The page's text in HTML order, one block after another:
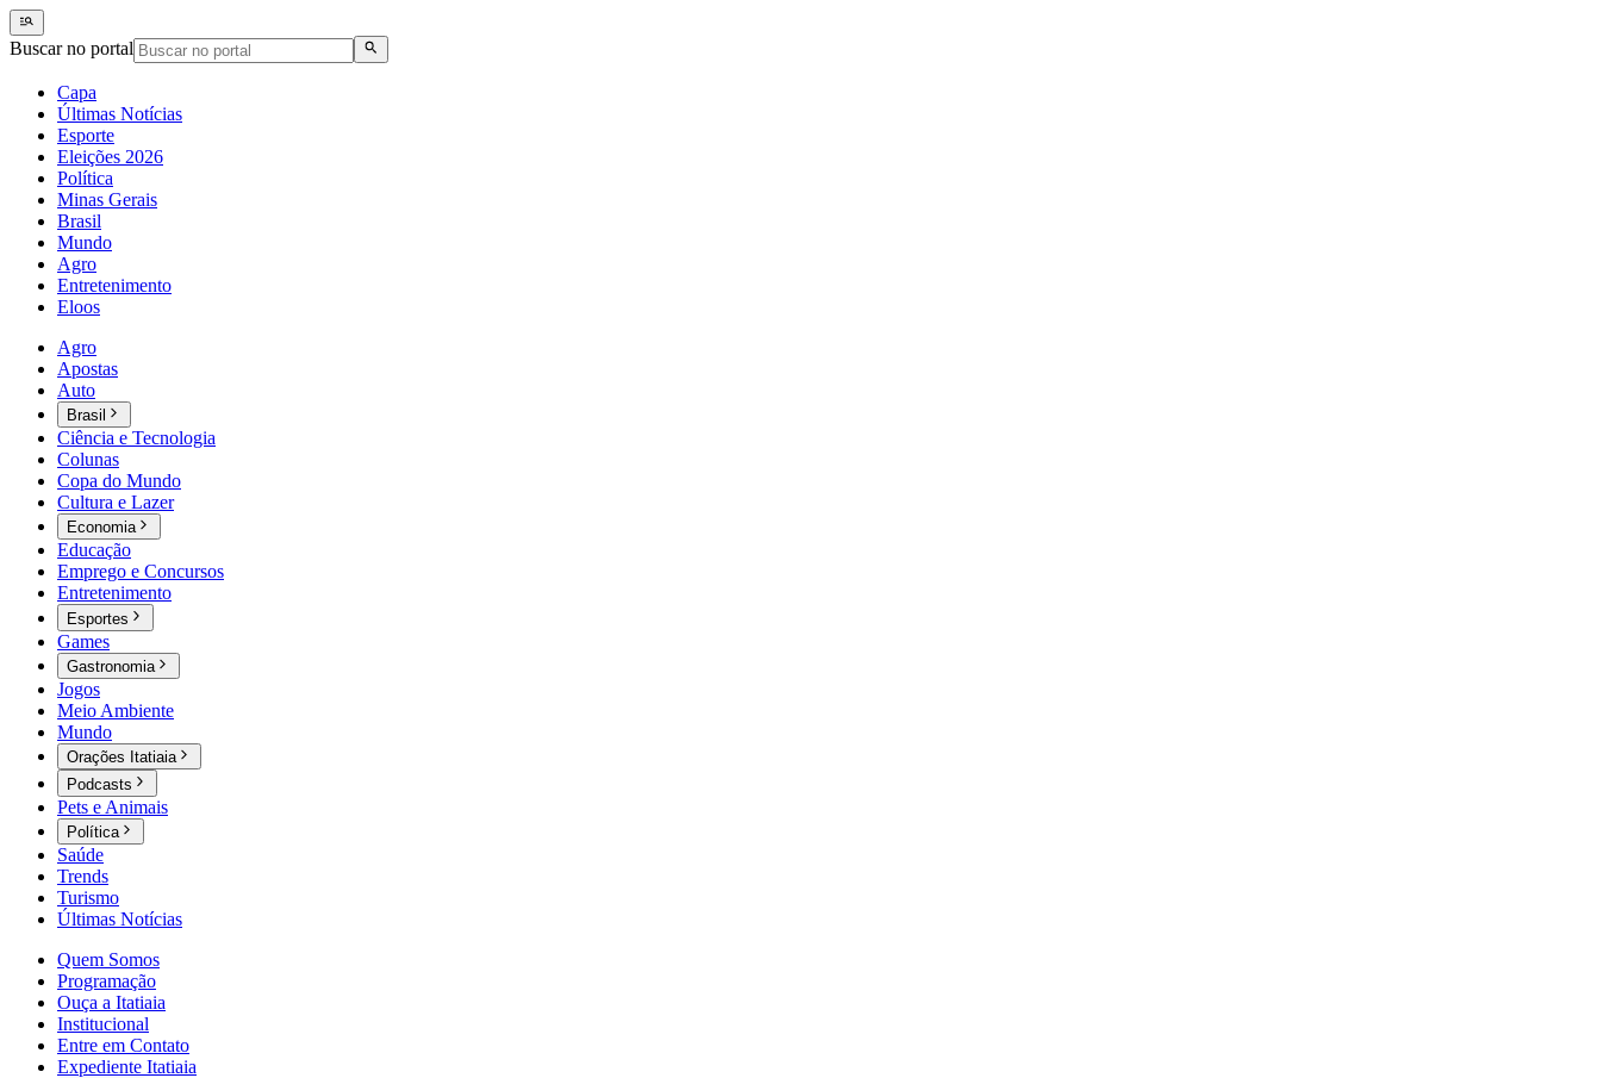
Buscar no portal
Capa
Últimas Notícias
Esporte
Eleições 2026
Política
Minas Gerais
Brasil
Mundo
Agro
Entretenimento
Eloos
Agro
Apostas
Auto
Brasil
Ciência e Tecnologia
Colunas
Copa do Mundo
Cultura e Lazer
Economia
Educação
Emprego e Concursos
Entretenimento
Esportes
Games
Gastronomia
Jogos
Meio Ambiente
Mundo
Orações Itatiaia
Podcasts
Pets e Animais
Política
Saúde
Trends
Turismo
Últimas Notícias
Quem Somos
Programação
Ouça a Itatiaia
Institucional
Entre em Contato
Expediente Itatiaia